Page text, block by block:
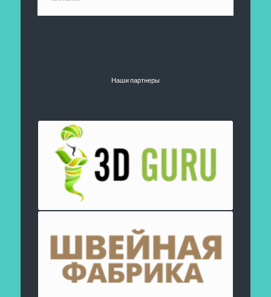
Наши партнеры